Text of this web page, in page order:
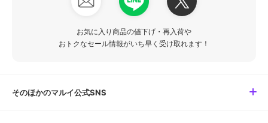
お気に入り商品の値下げ・再入荷や
おトクなセール情報がいち早く受け取れます！
そのほかのマルイ公式SNS